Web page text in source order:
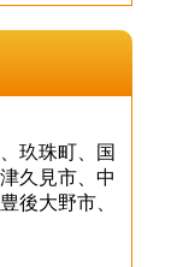
玖珠町、国
久見市、中
後大野市、